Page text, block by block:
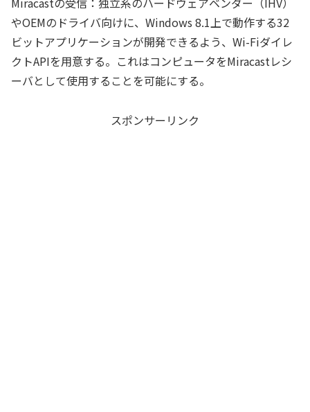
やOEMのドライバ向けに、Windows 8.1上で動作する32
ビットアプリケーションが開発できるよう、Wi-Fiダイレ
クトAPIを用意する。これはコンピュータをMiracastレシ
ーバとして使用することを可能にする。
スポンサーリンク